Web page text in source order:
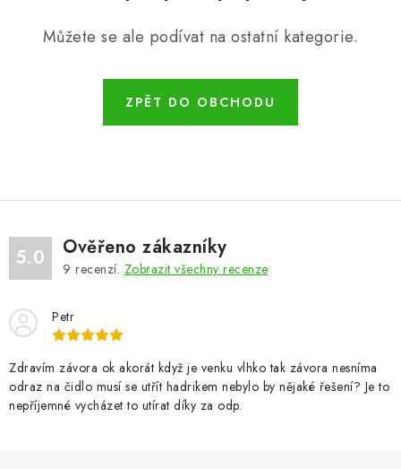
Můžete se ale podívat na ostatní kategorie.
ZPĚT DO OBCHODU
5.0 Ověřeno zákazníky
9 recenzí. Zobrazit všechny recenze
Petr
Zdravím závora ok akorát když je venku vlhko tak závora nesníma
odraz na čidlo musí se utřít hadrikem nebylo by nějaké řešení? Je to
nepříjemné vycházet to utírat díky za odp.